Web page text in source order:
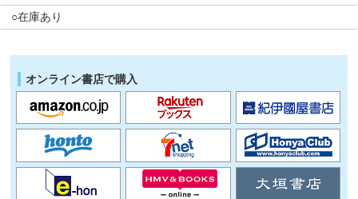
○在庫あり
オンライン書店で購入